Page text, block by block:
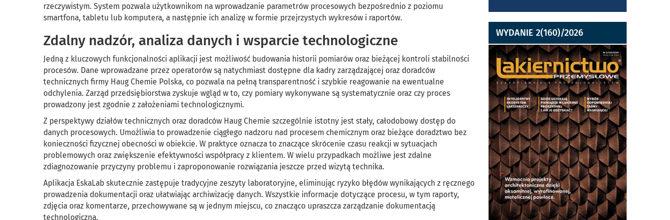
rzeczywistym. System pozwala użytkownikom na wprowadzanie parametrów procesowych bezpośrednio z poziomu
smartfona, tabletu lub komputera, a następnie ich analizę w formie przejrzystych wykresów i raportów.
Zdalny nadzór, analiza danych i wsparcie technologiczne
Jedną z kluczowych funkcjonalności aplikacji jest możliwość budowania historii pomiarów oraz bieżącej kontroli stabilności
procesów. Dane wprowadzane przez operatorów są natychmiast dostępne dla kadry zarządzającej oraz doradców
technicznych firmy Haug Chemie Polska, co pozwala na pełną transparentność i szybkie reagowanie na ewentualne
odchylenia. Zarząd przedsiębiorstwa zyskuje wgląd w to, czy pomiary wykonywane są systematycznie oraz czy proces
prowadzony jest zgodnie z założeniami technologicznymi.
Z perspektywy działów technicznych oraz doradców Haug Chemie szczególnie istotny jest stały, całodobowy dostęp do
danych procesowych. Umożliwia to prowadzenie ciągłego nadzoru nad procesem chemicznym oraz bieżące doradztwo bez
konieczności fizycznej obecności w obiekcie. W praktyce oznacza to znaczące skrócenie czasu reakcji w sytuacjach
problemowych oraz zwiększenie efektywności współpracy z klientem. W wielu przypadkach możliwe jest zdalne
zdiagnozowanie przyczyny problemu i zaproponowanie rozwiązania jeszcze przed wizytą technika.
Aplikacja EskaLab skutecznie zastępuje tradycyjne zeszyty laboratoryjne, eliminując ryzyko błędów wynikających z ręcznego
prowadzenia dokumentacji oraz ułatwiając archiwizację danych. Wszystkie informacje dotyczące procesu, w tym raporty,
zdjęcia oraz komentarze, przechowywane są w jednym miejscu, co znacząco upraszcza zarządzanie dokumentacją
technologiczną.
WYDANIE 2(160)/2026